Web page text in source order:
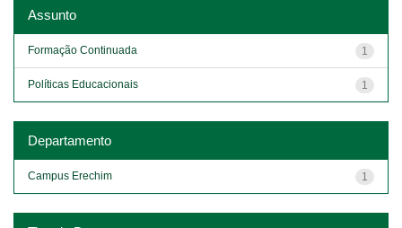
Assunto
1
Formação Continuada
1
Políticas Educacionais
Departamento
1
Campus Erechim